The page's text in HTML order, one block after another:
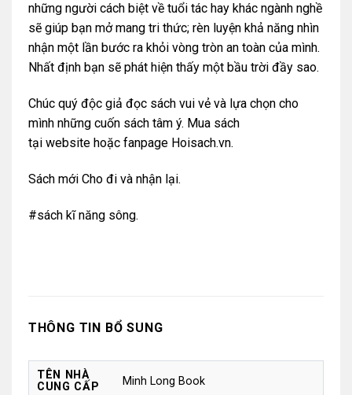
những người cách biệt về tuổi tác hay khác ngành nghề
sẽ giúp bạn mở mang tri thức; rèn luyện khả năng nhìn
nhận một lần bước ra khỏi vòng tròn an toàn của mình.
Nhất định bạn sẽ phát hiện thấy một bầu trời đầy sao.
Chúc quý độc giả đọc sách vui vẻ và lựa chọn cho
mình những cuốn sách tâm ý. Mua sách
tại websitehoặc fanpage Hoisach.vn.
Sách mới Cho đi và nhận lại.
#sách kĩ năng sông.
THÔNG TIN BỔ SUNG
TÊN NHÀ
CUNG CẤP
Minh Long Book